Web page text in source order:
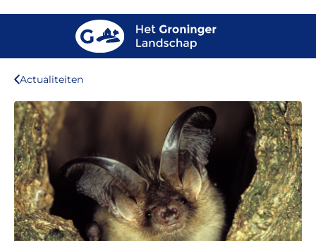
Actualiteiten